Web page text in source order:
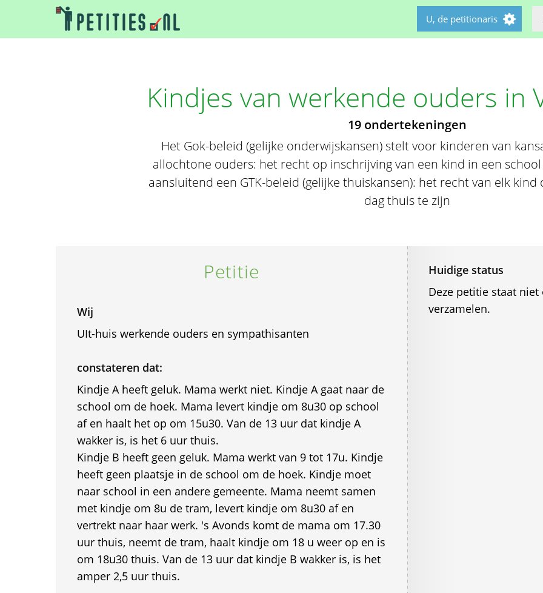
U, de petitionaris
Kindjes van werkende ouders in
19 ondertekeningen
Het Gok-beleid (gelijke onderwijskansen) stelt voor kinderen van
allochtone ouders: het recht op inschrijving van een kind in een
aansluitend een GTK-beleid (gelijke thuiskansen): het recht van elk
dag thuis te zijn
Petitie
Wij
UIt-huis werkende ouders en sympathisanten
constateren dat:
Kindje A heeft geluk. Mama werkt niet. Kindje A gaat naar de
school om de hoek. Mama levert kindje om 8u30 op school
af en haalt het op om 15u30. Van de 13 uur dat kindje A
wakker is, is het 6 uur thuis.
Kindje B heeft geen geluk. Mama werkt van 9 tot 17u. Kindje
heeft geen plaatsje in de school om de hoek. Kindje moet
naar school in een andere gemeente. Mama neemt samen
met kindje om 8u de tram, levert kindje om 8u30 af en
vertrekt naar haar werk. 's Avonds komt de mama om 17.30
uur thuis, neemt de tram, haalt kindje om 18 u weer op en is
om 18u30 thuis. Van de 13 uur dat kindje B wakker is, is het
amper 2,5 uur thuis.
Huidige status
Deze petitie staat
verzamelen.